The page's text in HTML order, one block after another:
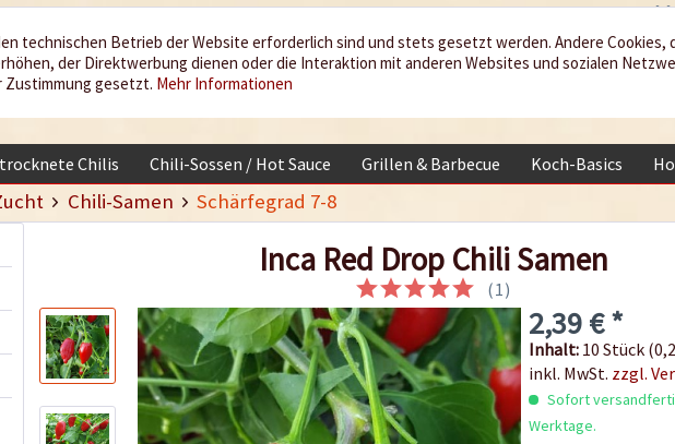
würzen
Leben
Chilis Chili-Sossen / Hot Sauce Grillen & Barbecue Koch-Basics
Chili-Samen Schärfegrad 7-8
Inca Red Drop Chili Samen
(1 )
2,39 € *
Inhalt: 10 Stück
inkl. MwSt. zzgl.
Sofort
Werktage.
technischen Betrieb der Website erforderlich sind und stets gesetzt werden. Andere Cookies,
der Direktwerbung dienen oder die Interaktion mit anderen Websites und sozialen
Zustimmung gesetzt. Mehr Informationen